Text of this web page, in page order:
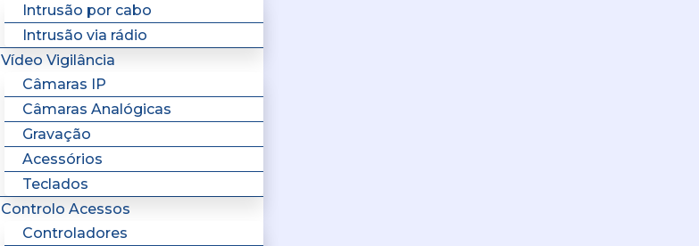
Intrusão por cabo
Intrusão via rádio
Vídeo Vigilância
Câmaras IP
Câmaras Analógicas
Gravação
Acessórios
Teclados
Controlo Acessos
Controladores